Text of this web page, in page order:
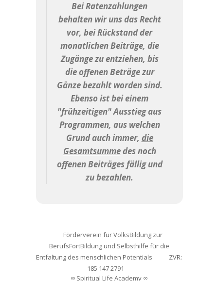
Bei Ratenzahlungen
behalten wir uns das Recht
vor, bei Rückstand der
monatlichen Beiträge, die
Zugänge zu entziehen, bis
die offenen Beträge zur
Gänze bezahlt worden sind.
Ebenso ist bei einem
"frühzeitigen" Ausstieg aus
Programmen, aus welchen
Grund auch immer, die
Gesamtsummedes noch
offenen Beiträges fällig und
zu bezahlen.
Förderverein für VolksBildung zur
BerufsFortBildung und Selbsthilfe für die
Entfaltung des menschlichen Potentials
ZVR:
185 147 2791
∞ Spiritual Life Academy ∞